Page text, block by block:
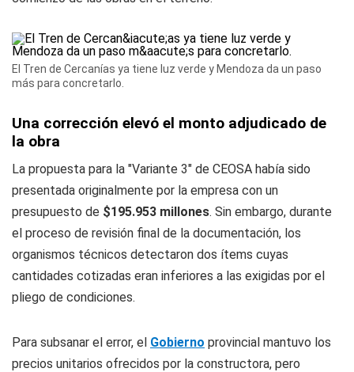
El Tren de Cercanías ya tiene luz verde y Mendoza da un paso
más para concretarlo.
Una corrección elevó el monto adjudicado de
la obra
La propuesta para la "Variante 3" de CEOSA había sido
presentada originalmente por la empresa con un
presupuesto de $195.953 millones. Sin embargo, durante
el proceso de revisión final de la documentación, los
organismos técnicos detectaron dos ítems cuyas
cantidades cotizadas eran inferiores a las exigidas por el
pliego de condiciones.
Para subsanar el error, el Gobierno provincial mantuvo los
precios unitarios ofrecidos por la constructora, pero